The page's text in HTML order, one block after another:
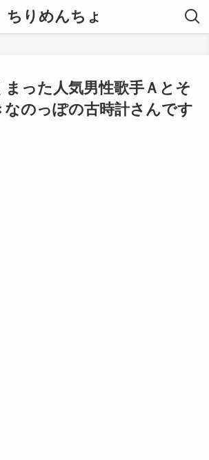
ちりめんちょ
まった人気男性歌手Ａとそ
のっぽの古時計さんです